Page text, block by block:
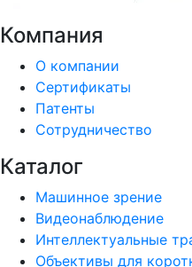
Компания
О компании
Сертификаты
Патенты
Сотрудничество
Каталог
Машинное зрение
Видеонаблюдение
Интеллектуальные
Объективы для